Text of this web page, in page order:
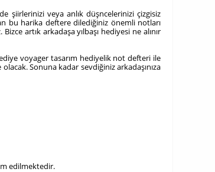
şiirlerinizi veya anlık düşncelerinizi çizgisiz
bu harika deftere dilediğiniz önemli notları
artık arkadaşa yılbaşı hediyesi ne alınır
voyager tasarım hediyelik not defteri ile
Sonuna kadar sevdiğiniz arkadaşınıza
edilmektedir.